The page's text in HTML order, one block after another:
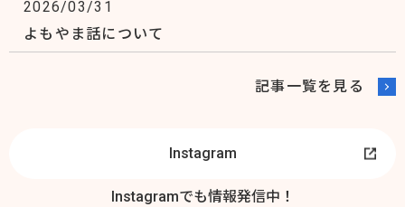
秋のお客様感謝祭のご案内
2025/03/27
誰にでも手に入る夢の住まい 第420回【どこに頼
めばいいか分からなかった】という人へ 前編
2026/03/31
よもやま話について
記事一覧を見る
Instagram
Instagramでも情報発信中！